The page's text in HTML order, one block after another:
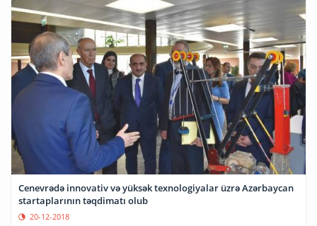
Cenevrədə innovativ və yüksək texnologiyalar üzrə Azərbaycan
startaplarının təqdimatı olub
20-12-2018